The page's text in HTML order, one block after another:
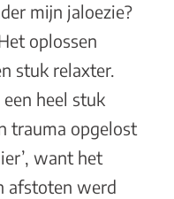
mijn jaloezie?
oplossen
stuk relaxter.
heel stuk
trauma opgelost
want het
afstoten werd